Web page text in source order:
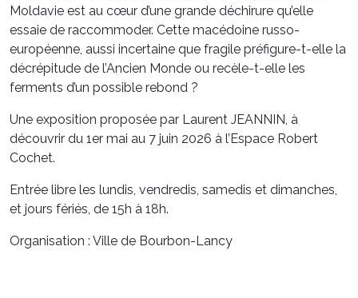
Moldavie est au cœur d’une grande déchirure qu’elle
essaie de raccommoder. Cette macédoine russo-
européenne, aussi incertaine que fragile préfigure-t-elle la
décrépitude de l’Ancien Monde ou recèle-t-elle les
ferments d’un possible rebond ?
Une exposition proposée par Laurent JEANNIN, à
découvrir du 1er mai au 7 juin 2026 à l’Espace Robert
Cochet.
Entrée libre les lundis, vendredis, samedis et dimanches,
et jours fériés, de 15h à 18h.
Organisation : Ville de Bourbon-Lancy